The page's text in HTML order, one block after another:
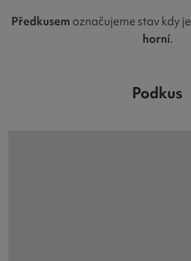
Předkusem označujeme stav kdy je
horní.
Podkus